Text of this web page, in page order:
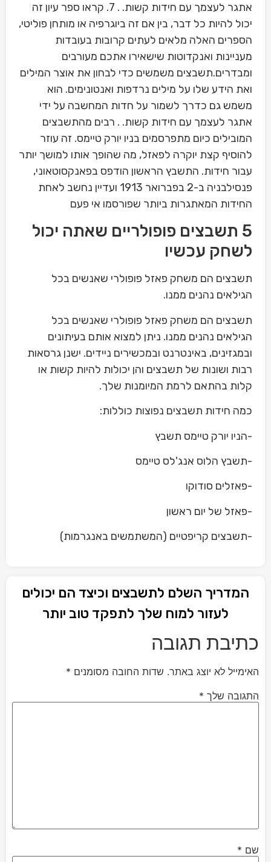
אתגר לעצמך עם חידות קשות. . 7. קראו ספר עיון זה
יכול להיות כל דבר, בין אם זה ביוגרפיה או מותחן פוליטי,
הספרים האלה מלאים לעתים קרובות בעובדות
מעניינות ואנקדוטות שישאירו אתכם מעורבים
ומבדרים.תשבצים משמשים כדי לבחון את אוצר המילים
ואת הידע שלו על מילים נרדפות ואנטונימים. הוא
משמש גם כדרך לשמור על חדות המחשבה על ידי
אתגר לעצמך עם חידות קשות. . רבים מהתשבצים
המובילים כיום מתפרסמים בניו יורק טיימס. זה עוזר
להוסיף קצת יוקרה לפאזל, מה שהופך אותו למושך יותר
עבור חידות. התשבץ הראשון הודפס בפאנקסוטאוני,
פנסילבניה ב-2 בפברואר 1913 ועדיין נחשב לאחת
החידות המאתגרות ביותר שפורסמו אי פעם
5 תשבצים פופולריים שאתה יכול
לשחק עכשיו
תשבצים הם משחק פאזל פופולרי שאנשים בכל
הגילאים נהנים ממנו.
תשבצים הם משחק פאזל פופולרי שאנשים בכל
הגילאים נהנים ממנו. ניתן למצוא אותם בעיתונים
ובמגזינים, באינטרנט ובמכשירים ניידים. ישנן גרסאות
רבות ושונות של תשבצים והן יכולות להיות קשות או
קלות בהתאם לרמת המיומנות שלך.
כמה חידות תשבצים נפוצות כוללות:
-הניו יורק טיימס תשבץ
-תשבץ הלוס אנג'לס טיימס
-פאזלים סודוקו
-פאזל של יום ראשון
-תשבצים קריפטיים (המשתמשים באנגרמות)
המדריך השלם לתשבצים וכיצד הם יכולים
לעזור למוח שלך לתפקד טוב יותר
כתיבת תגובה
האימייל לא יוצג באתר. שדות החובה מסומנים *
התגובה שלך *
שם *